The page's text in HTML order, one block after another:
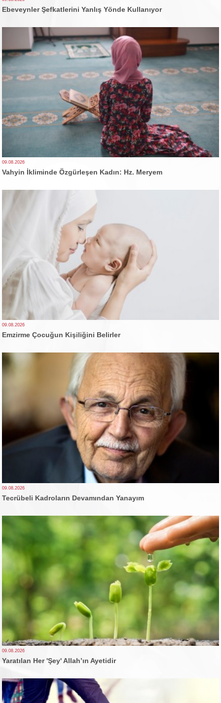
Ebeveynler Şefkatlerini Yanlış Yönde Kullanıyor
09.08.2026
Vahyin İkliminde Özgürleşen Kadın: Hz. Meryem
09.08.2026
Emzirme Çocuğun Kişiliğini Belirler
09.08.2026
Tecrübeli Kadroların Devamından Yanayım
09.08.2026
Yaratılan Her 'Şey' Allah’ın Ayetidir